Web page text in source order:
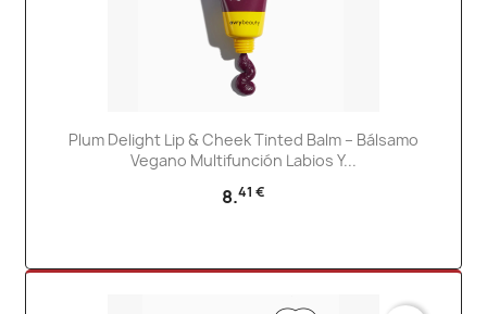
Plum Delight Lip & Cheek Tinted Balm – Bálsamo
Vegano Multifunción Labios Y...
8.41 €